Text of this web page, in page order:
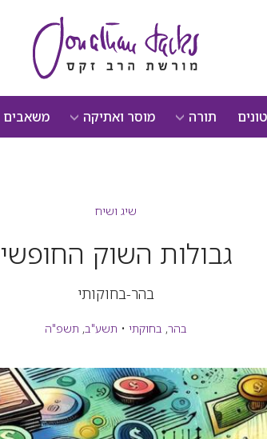
תורה מוסר ואתיקה משאבים
שיג ושיח
גבולות השוק החופשי
בהר-בחוקותי
בהר, בחוקתי • תשע"ב, תשפ"ה